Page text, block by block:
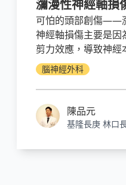
瀰漫性神經軸損
可怕的頭部創傷——
神經軸損傷主要是因
剪力效應，導致神經
以致於神經訊息無法
漫性神經軸損傷不易
便用核磁共振也偶見
重型的瀰漫性神經軸
態，僅有10%的人可
那般好，整體來說算
腦神經外科
陳品元
基隆長庚 林口